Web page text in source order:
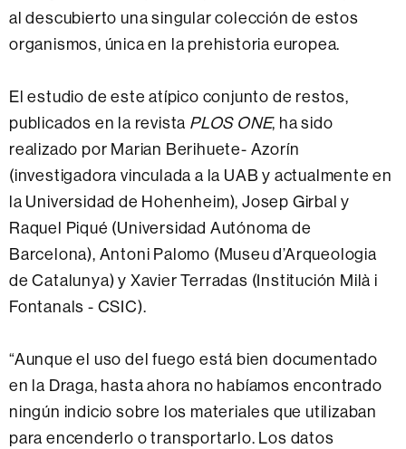
al descubierto una singular colección de estos
organismos, única en la prehistoria europea.
El estudio de este atípico conjunto de restos,
publicados en la revista PLOS ONE, ha sido
realizado por Marian Berihuete- Azorín
(investigadora vinculada a la UAB y actualmente en
la Universidad de Hohenheim), Josep Girbal y
Raquel Piqué (Universidad Autónoma de
Barcelona), Antoni Palomo (Museu d’Arqueologia
de Catalunya) y Xavier Terradas (Institución Milà i
Fontanals - CSIC).
“Aunque el uso del fuego está bien documentado
en la Draga, hasta ahora no habíamos encontrado
ningún indicio sobre los materiales que utilizaban
para encenderlo o transportarlo. Los datos